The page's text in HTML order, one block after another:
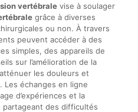
vertébralevise à soulager
grâce à diverses
ou non. À travers
peuvent accéder à des
simples, des appareils de
sur l’amélioration de la
les douleurs et
. Les échanges en ligne
d’expériences et la
des difficultés